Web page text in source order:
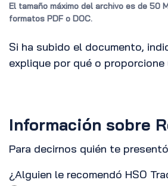
El tamaño máximo del archivo es de 50
formatos PDF o DOC.
Si ha subido el documento,
explique por qué o proporcione
Información sobre
Para decirnos quién te
¿Alguien le recomendó HSO